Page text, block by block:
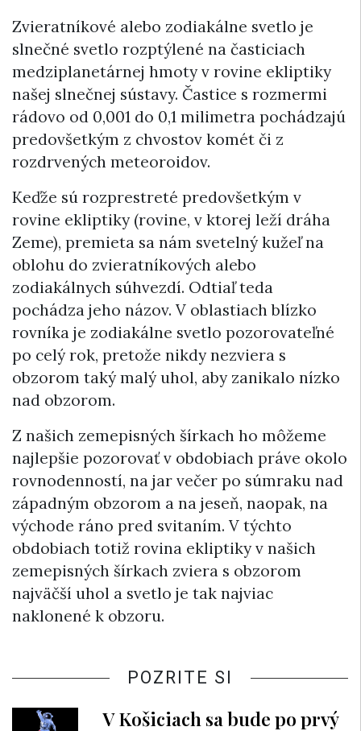
Zvieratníkové alebo zodiakálne svetlo je
slnečné svetlo rozptýlené na časticiach
medziplanetárnej hmoty v rovine ekliptiky
našej slnečnej sústavy. Častice s rozmermi
rádovo od 0,001 do 0,1 milimetra pochádzajú
predovšetkým z chvostov komét či z
rozdrvených meteoroidov.
Keďže sú rozprestreté predovšetkým v
rovine ekliptiky (rovine, v ktorej leží dráha
Zeme), premieta sa nám svetelný kužeľ na
oblohu do zvieratníkových alebo
zodiakálnych súhvezdí. Odtiaľ teda
pochádza jeho názov. V oblastiach blízko
rovníka je zodiakálne svetlo pozorovateľné
po celý rok, pretože nikdy nezviera s
obzorom taký malý uhol, aby zanikalo nízko
nad obzorom.
Z našich zemepisných šírkach ho môžeme
najlepšie pozorovať v obdobiach práve okolo
rovnodenností, na jar večer po súmraku nad
západným obzorom a na jeseň, naopak, na
východe ráno pred svitaním. V týchto
obdobiach totiž rovina ekliptiky v našich
zemepisných šírkach zviera s obzorom
najväčší uhol a svetlo je tak najviac
naklonené k obzoru.
POZRITE SI
V Košiciach sa bude po prvý